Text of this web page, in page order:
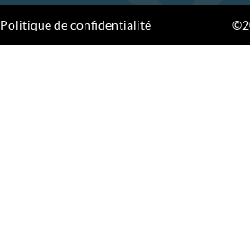
Politique de confidentialité